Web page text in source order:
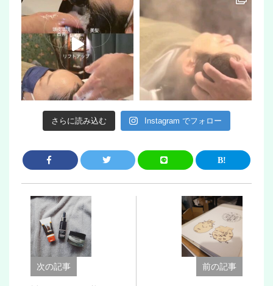
さらに読み込む Instagram でフォロー
次の記事 前の記事